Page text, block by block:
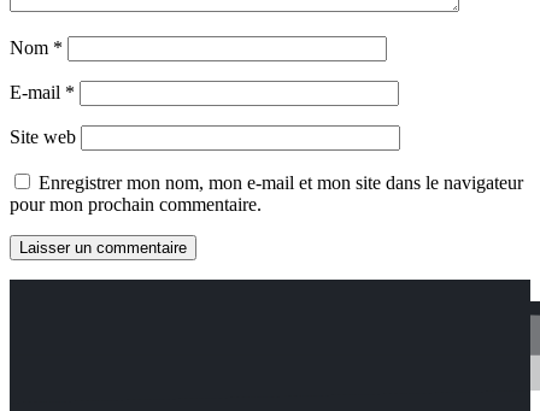
Nom *
E-mail *
Site web
Enregistrer mon nom, mon e-mail et mon site dans le navigateur
pour mon prochain commentaire.